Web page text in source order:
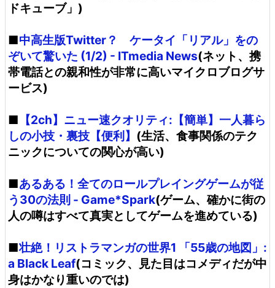
ドキューブ」)
■中高生版Twitter？ ケータイ「リアル」をの
ぞいて驚いた (1/2) - ITmedia News(ネット、携
帯電話との親和性が非常に高いマイクロブログサ
ービス)
■ 【2ch】ニュー速クオリティ:【簡単】一人暮ら
しの小技・裏技【便利】 (生活、食事関係のテク
ニックについての関心が高い)
■あるある！全てのロールプレイングゲームが従
う30の法則 - Game*Spark(ゲーム、確かに街の
人の噂はすべて真実としてゲームを進めている)
■壮絶！リストラマンガの世界1 「55歳の地図」:
a Black Leaf(コミック、見た目はコメディだが中
身はかなり重いのでは)